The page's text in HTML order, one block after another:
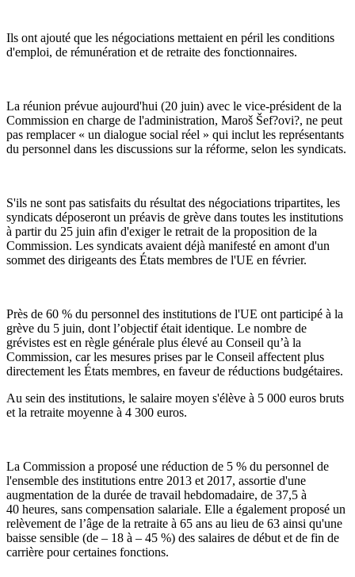
Ils ont ajouté que les négociations mettaient en péril les conditions
d'emploi, de rémunération et de retraite des fonctionnaires.
La réunion prévue aujourd'hui (20 juin) avec le vice-président de la
Commission en charge de l'administration, Maroš Šef?ovi?, ne peut
pas remplacer « un dialogue social réel » qui inclut les représentants
du personnel dans les discussions sur la réforme, selon les syndicats.
S'ils ne sont pas satisfaits du résultat des négociations tripartites, les
syndicats déposeront un préavis de grève dans toutes les institutions
à partir du 25 juin afin d'exiger le retrait de la proposition de la
Commission. Les syndicats avaient déjà manifesté en amont d'un
sommet des dirigeants des États membres de l'UE en février.
Près de 60 % du personnel des institutions de l'UE ont participé à la
grève du 5 juin, dont l’objectif était identique. Le nombre de
grévistes est en règle générale plus élevé au Conseil qu’à la
Commission, car les mesures prises par le Conseil affectent plus
directement les États membres, en faveur de réductions budgétaires.
Au sein des institutions, le salaire moyen s'élève à 5 000 euros bruts
et la retraite moyenne à 4 300 euros.
La Commission a proposé une réduction de 5 % du personnel de
l'ensemble des institutions entre 2013 et 2017, assortie d'une
augmentation de la durée de travail hebdomadaire, de 37,5 à
40 heures, sans compensation salariale. Elle a également proposé un
relèvement de l’âge de la retraite à 65 ans au lieu de 63 ainsi qu'une
baisse sensible (de – 18 à – 45 %) des salaires de début et de fin de
carrière pour certaines fonctions.